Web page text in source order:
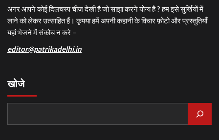
अगर आपने कोई दिलचस्प चीज़ देखी है जो साझा करने योग्य है ? हम इसे सुर्खियों में
लाने को लेकर उत्साहित हैं। कृपया हमें अपनी कहानी के विचार फ़ोटो और प्रस्तुतियाँ
यहां भेजने में संकोच न करे –
editor@patrikadelhi.in
खोजे